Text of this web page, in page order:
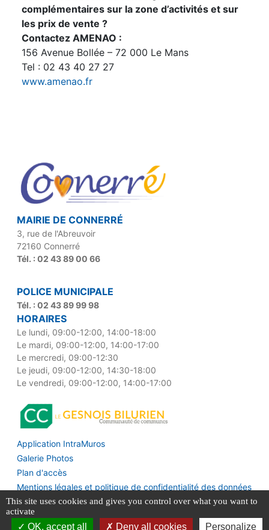
complémentaires sur la zone d’activités et sur
les prix de vente ?
Contactez AMENAO :
156 Avenue Bollée – 72 000 Le Mans
Tel : 02 43 40 27 27
www.amenao.fr
MAIRIE DE CONNERRÉ
3, rue de l'Abreuvoir
72160 Connerré
Tél. : 02 43 89 00 66
POLICE MUNICIPALE
Tél. : 02 43 89 99 98
HORAIRES
Le lundi, 09:00-12:00, 14:00-18:00
Le mardi, 09:00-12:00, 14:00-17:00
Le mercredi, 09:00-12:30
Le jeudi, 09:00-12:00, 14:30-18:00
Le vendredi, 09:00-12:00, 14:00-17:00
Application IntraMuros
Galerie Photos
Plan d'accès
Mentions légales et politique de confidentialité des données
Création Mediapilote
This site uses cookies and gives you control over what you want to
activate
OK, accept all Deny all cookies Personalize